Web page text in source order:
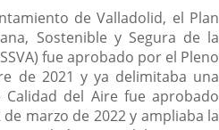
de Valladolid, el Plan
Sostenible y Segura de la
fue aprobado por el Pleno
de 2021 y ya delimitaba una
Calidad del Aire fue aprobado
marzo de 2022 y ampliaba la